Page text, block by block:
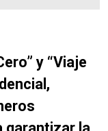
y “Viaje